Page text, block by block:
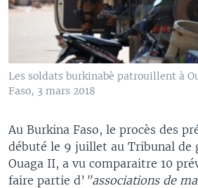
Les soldats burkinabè patrouillent à
Faso, 3 mars 2018
Au Burkina Faso, le procès des
débuté le 9 juillet au Tribunal de
Ouaga II, a vu comparaitre 10
faire partie d’ "associations de